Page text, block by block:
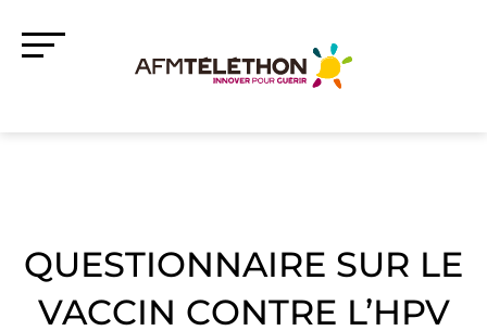
QUESTIONNAIRE SUR LE
VACCIN CONTRE L’HPV